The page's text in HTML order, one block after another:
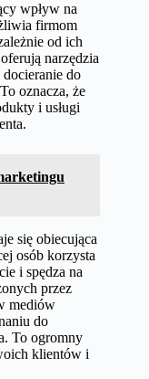
wpływ na
firmom
od ich
narzędzia
do
oznacza, że
i usługi
się obiecująca
osób korzysta
i spędza na
przez
mediów
do
To ogromny
klientów i